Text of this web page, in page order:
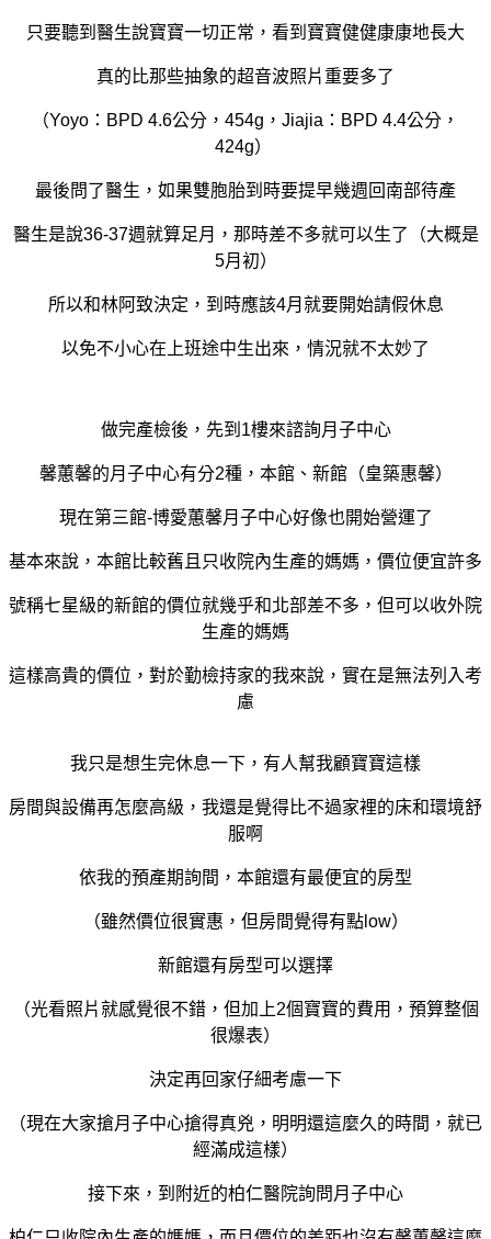
只要聽到醫生說寶寶一切正常，看到寶寶健健康康地長大
真的比那些抽象的超音波照片重要多了
（Yoyo：BPD 4.6公分，454g，Jiajia：BPD 4.4公分，
424g）
最後問了醫生，如果雙胞胎到時要提早幾週回南部待產
醫生是說36-37週就算足月，那時差不多就可以生了（大概是
5月初）
所以和林阿致決定，到時應該4月就要開始請假休息
以免不小心在上班途中生出來，情況就不太妙了
做完產檢後，先到1樓來諮詢月子中心
馨蕙馨的月子中心有分2種，本館、新館（皇築惠馨）
現在第三館-博愛蕙馨月子中心好像也開始營運了
基本來說，本館比較舊且只收院內生產的媽媽，價位便宜許多
號稱七星級的新館的價位就幾乎和北部差不多，但可以收外院
生產的媽媽
這樣高貴的價位，對於勤檢持家的我來說，實在是無法列入考
慮
我只是想生完休息一下，有人幫我顧寶寶這樣
房間與設備再怎麼高級，我還是覺得比不過家裡的床和環境舒
服啊
依我的預產期詢間，本館還有最便宜的房型
（雖然價位很實惠，但房間覺得有點low）
新館還有房型可以選擇
（光看照片就感覺很不錯，但加上2個寶寶的費用，預算整個
很爆表）
決定再回家仔細考慮一下
（現在大家搶月子中心搶得真兇，明明還這麼久的時間，就已
經滿成這樣）
接下來，到附近的柏仁醫院詢問月子中心